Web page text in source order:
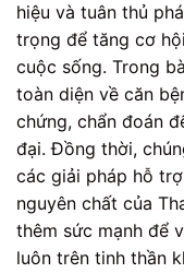
hiệu và tuân thủ
trọng để tăng cơ
cuộc sống. Trong
toàn diện về căn
chứng, chẩn đoán
đại. Đồng thời,
các giải pháp hỗ
nguyên chất của
thêm sức mạnh để
luôn trên tinh thần